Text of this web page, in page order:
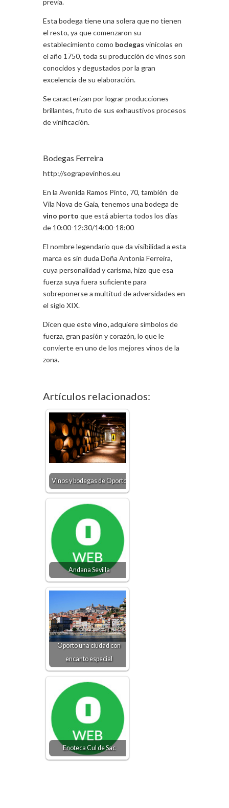
previa.
Esta bodega tiene una solera que no tienen
el resto, ya que comenzaron su
establecimiento como bodegas vinícolas en
el año 1750, toda su producción de vinos son
conocidos y degustados por la gran
excelencia de su elaboración.
Se caracterizan por lograr producciones
brillantes, fruto de sus exhaustivos procesos
de vinificación.
Bodegas Ferreira
http://sograpevinhos.eu
En la Avenida Ramos Pinto, 70, también de
Vila Nova de Gaia, tenemos una bodega de
vino porto que está abierta todos los días
de 10:00-12:30/14:00-18:00
El nombre legendario que da visibilidad a esta
marca es sin duda Doña Antonia Ferreira,
cuya personalidad y carisma, hizo que esa
fuerza suya fuera suficiente para
sobreponerse a multitud de adversidades en
el siglo XIX.
Dicen que estevino,adquiere símbolos de
fuerza, gran pasión y corazón, lo que le
convierte en uno de los mejores vinos de la
zona.
Artículos relacionados:
Vinos y bodegas de Oporto
Andana Sevilla
Oporto una ciudad con
encanto especial
Enoteca Cul de Sac